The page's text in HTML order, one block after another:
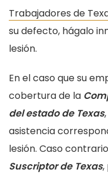
Trabajadores de
su defecto, hágalo
lesión.
En el caso que su
cobertura de la
del estado de Texas
asistencia
lesión. Caso
Suscriptor de Texas,